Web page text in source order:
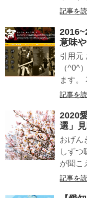
記事を
意味
引用元
（^0^
ます。
記事を
2020
選」
おげん
しずつ
が聞こ
記事を